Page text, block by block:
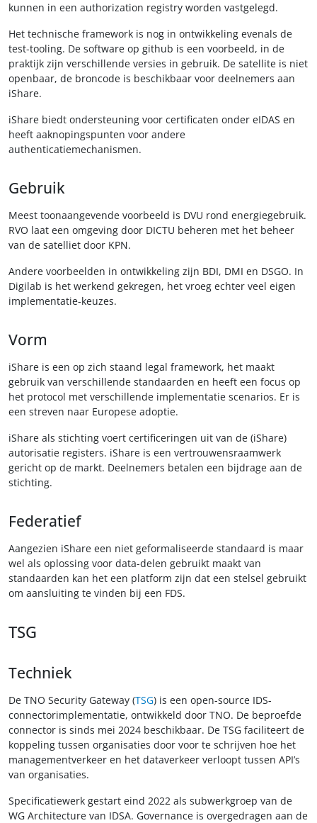
kunnen in een authorization registry worden vastgelegd.
Het technische framework is nog in ontwikkeling evenals de
test-tooling. De software op github is een voorbeeld, in de
praktijk zijn verschillende versies in gebruik. De satellite is niet
openbaar, de broncode is beschikbaar voor deelnemers aan
iShare.
iShare biedt ondersteuning voor certificaten onder eIDAS en
heeft aaknopingspunten voor andere
authenticatiemechanismen.
Gebruik
Meest toonaangevende voorbeeld is DVU rond energiegebruik.
RVO laat een omgeving door DICTU beheren met het beheer
van de satelliet door KPN.
Andere voorbeelden in ontwikkeling zijn BDI, DMI en DSGO. In
Digilab is het werkend gekregen, het vroeg echter veel eigen
implementatie-keuzes.
Vorm
iShare is een op zich staand legal framework, het maakt
gebruik van verschillende standaarden en heeft een focus op
het protocol met verschillende implementatie scenarios. Er is
een streven naar Europese adoptie.
iShare als stichting voert certificeringen uit van de (iShare)
autorisatie registers. iShare is een vertrouwensraamwerk
gericht op de markt. Deelnemers betalen een bijdrage aan de
stichting.
Federatief
Aangezien iShare een niet geformaliseerde standaard is maar
wel als oplossing voor data-delen gebruikt maakt van
standaarden kan het een platform zijn dat een stelsel gebruikt
om aansluiting te vinden bij een FDS.
TSG
Techniek
De TNO Security Gateway (TSG) is een open-source IDS-
connectorimplementatie, ontwikkeld door TNO. De beproefde
connector is sinds mei 2024 beschikbaar. De TSG faciliteert de
koppeling tussen organisaties door voor te schrijven hoe het
managementverkeer en het dataverkeer verloopt tussen API’s
van organisaties.
Specificatiewerk gestart eind 2022 als subwerkgroep van de
WG Architecture van IDSA. Governance is overgedragen aan de